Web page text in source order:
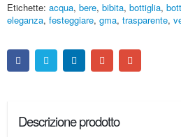
Etichette: acqua, bere, bibita, bottiglia,
eleganza, festeggiare, gma, trasparente,
Descrizione prodotto